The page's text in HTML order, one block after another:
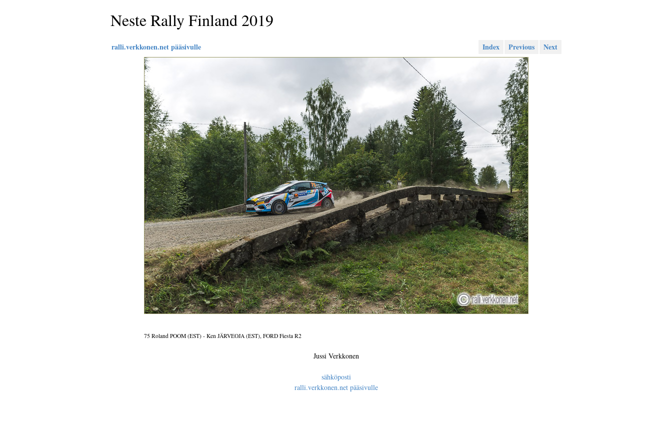
Neste Rally Finland 2019
ralli.verkkonen.net pääsivulle Index Previous Next
75 Roland POOM (EST) - Ken JÄRVEOJA (EST), FORD Fiesta R2
Jussi Verkkonen
sähköposti
ralli.verkkonen.net pääsivulle